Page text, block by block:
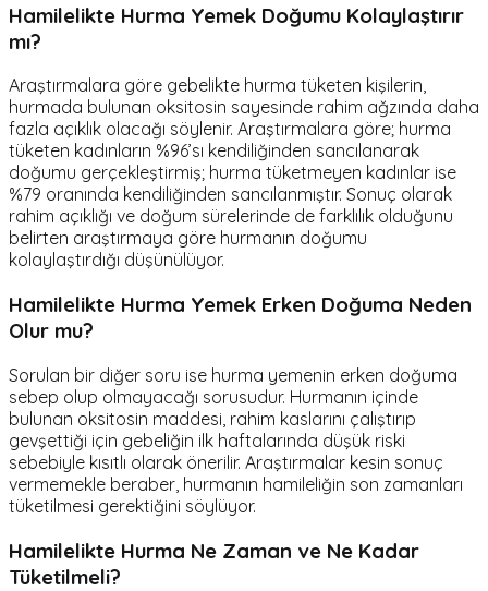
Hamilelikte Hurma Yemek Doğumu Kolaylaştırır
mı?
Araştırmalara göre gebelikte hurma tüketen kişilerin,
hurmada bulunan oksitosin sayesinde rahim ağzında daha
fazla açıklık olacağı söylenir. Araştırmalara göre; hurma
tüketen kadınların %96’sı kendiliğinden sancılanarak
doğumu gerçekleştirmiş; hurma tüketmeyen kadınlar ise
%79 oranında kendiliğinden sancılanmıştır. Sonuç olarak
rahim açıklığı ve doğum sürelerinde de farklılık olduğunu
belirten araştırmaya göre hurmanın doğumu
kolaylaştırdığı düşünülüyor.
Hamilelikte Hurma Yemek Erken Doğuma Neden
Olur mu?
Sorulan bir diğer soru ise hurma yemenin erken doğuma
sebep olup olmayacağı sorusudur. Hurmanın içinde
bulunan oksitosin maddesi, rahim kaslarını çalıştırıp
gevşettiği için gebeliğin ilk haftalarında düşük riski
sebebiyle kısıtlı olarak önerilir. Araştırmalar kesin sonuç
vermemekle beraber, hurmanın hamileliğin son zamanları
tüketilmesi gerektiğini söylüyor.
Hamilelikte Hurma Ne Zaman ve Ne Kadar
Tüketilmeli?